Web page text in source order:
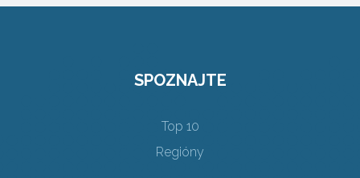
SPOZNAJTE
Top 10
Regióny